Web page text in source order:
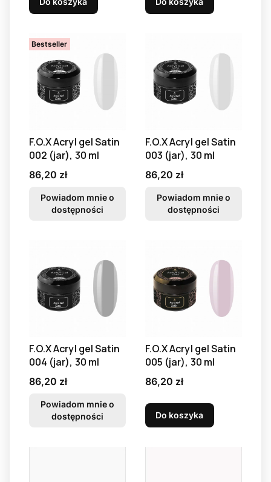
Bestseller
F.O.X Acryl gel Satin
002 (jar), 30 ml
Cena
86,20 zł
Powiadom mnie o
dostępności
F.O.X Acryl gel Satin
003 (jar), 30 ml
Cena
86,20 zł
Powiadom mnie o
dostępności
F.O.X Acryl gel Satin
004 (jar), 30 ml
Cena
86,20 zł
Powiadom mnie o
dostępności
F.O.X Acryl gel Satin
005 (jar), 30 ml
Cena
86,20 zł
Do koszyka